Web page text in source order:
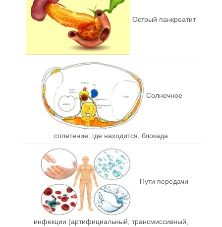
Острый панкреатит
Солнечное
сплетение: где находится, блокада
Пути передачи
инфекции (артифициальный, трансмиссивный,